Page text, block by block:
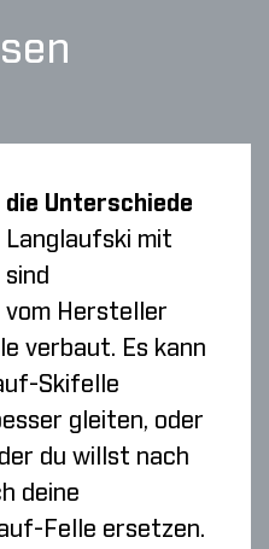
Unterschiede
Langlaufski mit
vom Hersteller
verbaut. Es kann
Skifelle
gleiten, oder
du willst nach
deine
Felle ersetzen.